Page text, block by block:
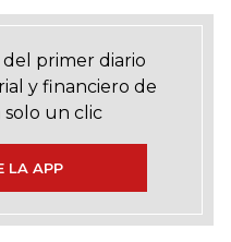
primer diario
y financiero de
solo un clic
LA APP